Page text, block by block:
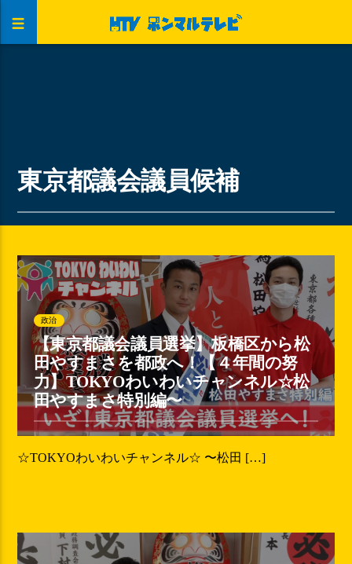
東京都議会議員候補
政治
【東京都議会議員選挙】板橋区から松
田やすまさを都政へ！【４年間の努
力】TOKYOわいわいチャンネル☆松
田やすまさ特別編〜
☆TOKYOわいわいチャンネル☆ 〜松田 […]